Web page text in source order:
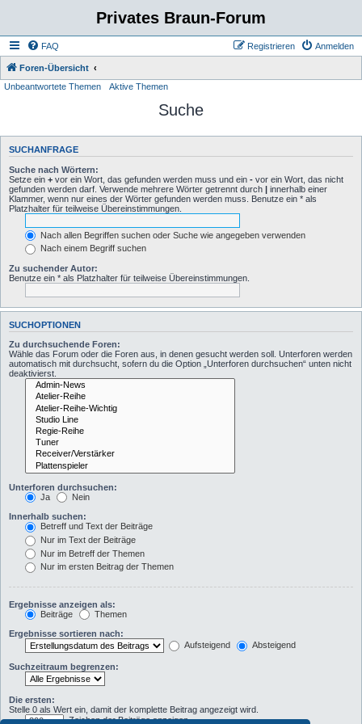
Privates Braun-Forum
FAQ Anmelden
Registrieren
Foren-Übersicht
Unbeantwortete Themen
Aktive Themen
Suche
SUCHANFRAGE
Suche nach Wörtern:
Setze ein + vor ein Wort, das gefunden werden muss und ein - vor ein Wort, das nicht
gefunden werden darf. Verwende mehrere Wörter getrennt durch | innerhalb einer
Klammer, wenn nur eines der Wörter gefunden werden muss. Benutze ein * als
Platzhalter für teilweise Übereinstimmungen.
Nach allen Begriffen suchen oder Suche wie angegeben verwenden
Nach einem Begriff suchen
Zu suchender Autor:
Benutze ein * als Platzhalter für teilweise Übereinstimmungen.
SUCHOPTIONEN
Zu durchsuchende Foren:
Wähle das Forum oder die Foren aus, in denen gesucht werden soll. Unterforen werden
automatisch mit durchsucht, sofern du die Option „Unterforen durchsuchen“ unten nicht
deaktivierst.
Unterforen durchsuchen:
Ja
Nein
Innerhalb suchen:
Betreff und Text der Beiträge
Nur im Text der Beiträge
Nur im Betreff der Themen
Nur im ersten Beitrag der Themen
Ergebnisse anzeigen als:
Beiträge
Themen
Ergebnisse sortieren nach:
Aufsteigend
Absteigend
Suchzeitraum begrenzen:
Die ersten:
Stelle 0 als Wert ein, damit der komplette Beitrag angezeigt wird.
Zeichen der Beiträge anzeigen